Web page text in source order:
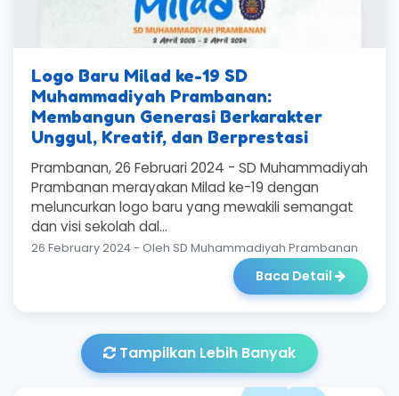
Logo Baru Milad ke-19 SD
Muhammadiyah Prambanan:
Membangun Generasi Berkarakter
Unggul, Kreatif, dan Berprestasi
Prambanan, 26 Februari 2024 - SD Muhammadiyah
Prambanan merayakan Milad ke-19 dengan
meluncurkan logo baru yang mewakili semangat
dan visi sekolah dal...
26 February 2024 - Oleh SD Muhammadiyah Prambanan
Baca Detail
Tampilkan Lebih Banyak